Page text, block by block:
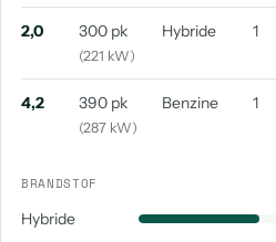
2,0 300 pk
(221 kW)
Hybride 1
4,2 390 pk
(287 kW)
Benzine 1
BRANDSTOF
Hybride